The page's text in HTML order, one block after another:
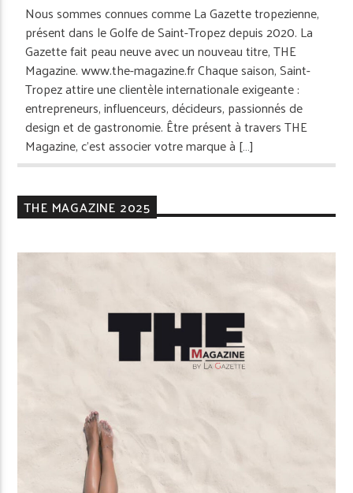
Nous sommes connues comme La Gazette tropezienne,
présent dans le Golfe de Saint-Tropez depuis 2020. La
Gazette fait peau neuve avec un nouveau titre, THE
Magazine. www.the-magazine.fr Chaque saison, Saint-
Tropez attire une clientèle internationale exigeante :
entrepreneurs, influenceurs, décideurs, passionnés de
design et de gastronomie. Être présent à travers THE
Magazine, c’est associer votre marque à […]
THE MAGAZINE 2025